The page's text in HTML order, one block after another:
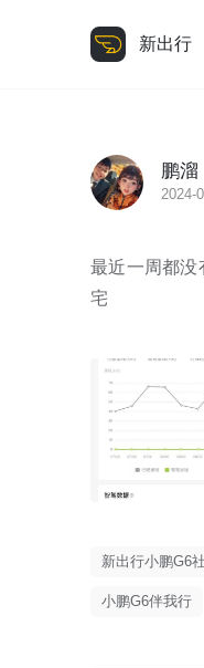
新出行
鹏溜
2024-
最近一周都没
宅
新出行小鹏G6
小鹏G6伴我行